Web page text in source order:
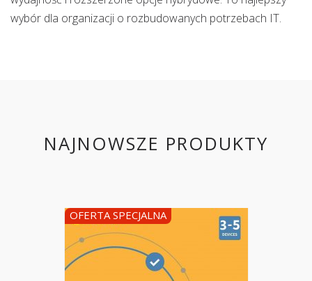
wybór dla organizacji o rozbudowanych potrzebach IT.
NAJNOWSZE PRODUKTY
OFERTA SPECJALNA